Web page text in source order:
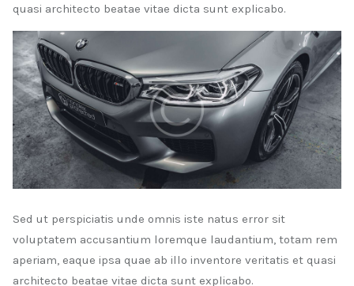
quasi architecto beatae vitae dicta sunt explicabo.
Sed ut perspiciatis unde omnis iste natus error sit
voluptatem accusantium loremque laudantium, totam rem
aperiam, eaque ipsa quae ab illo inventore veritatis et quasi
architecto beatae vitae dicta sunt explicabo.